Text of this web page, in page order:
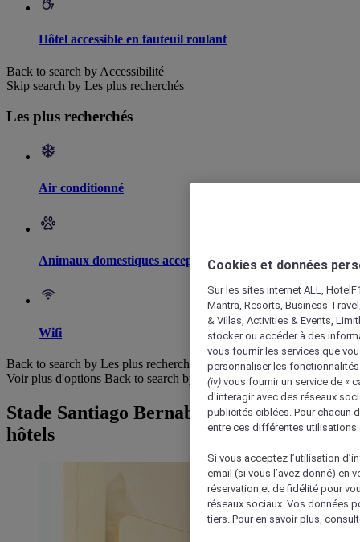
Hôtel accessible en fauteuil roulant
Back to search by Accessibilité
Skip search by Les plus recherchés
Les plus recherchés
Air conditionné
Animaux domestiques acceptés
Wifi
Back to search by Les plus recherchés
Voir plus d'options Back to search by categories
Stade Santiago Bernabeu : Parcourir les
hôtels
Cookies et données
Sur les sites internet ALL,
Mantra, Resorts, Business
& Villas, Activities & Events,
stocker ou accéder à des
vous fournir les services que
personnaliser les
(iv) vous fournir un service de «
d'interagir avec des réseaux
publicités ciblées. Pour chacun
entre ces différentes utilisations
Si vous acceptez l’utilisation
email (si vous l’avez donné) en
réservation et de fidélité pour
réseaux sociaux. Vos données
tiers. Pour en savoir plus,